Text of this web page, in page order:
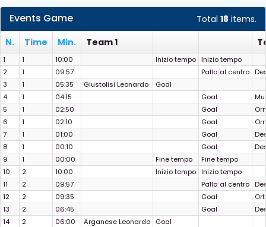
Total 18 items.
Events Game
N. Time Min. Team 1
1 1 10:00 Inizio tempo Inizio tempo
2
1 09:57 Palla al centro
3
1 05:35 Giustolisi Leonardo
Goal
4
1 04:15 Goal
5
1 02:50 Goal
6
1 02:10 Goal
7
1 01:00 Goal
8
1 00:10 Goal
9
1 00:00 Fine tempo
Fine tempo
10
2 10:00 Inizio tempo Inizio tempo
11
2 09:57 Palla al centro
12
2 09:35 Goal
13
2 06:45 Goal
14
2 06:00 Arganese Leonardo
Goal